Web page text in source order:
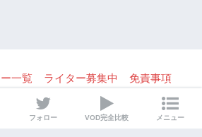
一覧 ライター募集中
免責事項
シティ・宣伝・取材の問い合わせ
ライバシーポリシー
フォロー VOD完全比較 メニュー